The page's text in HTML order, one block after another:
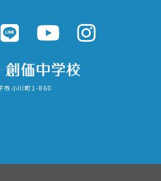
市小川町1-860